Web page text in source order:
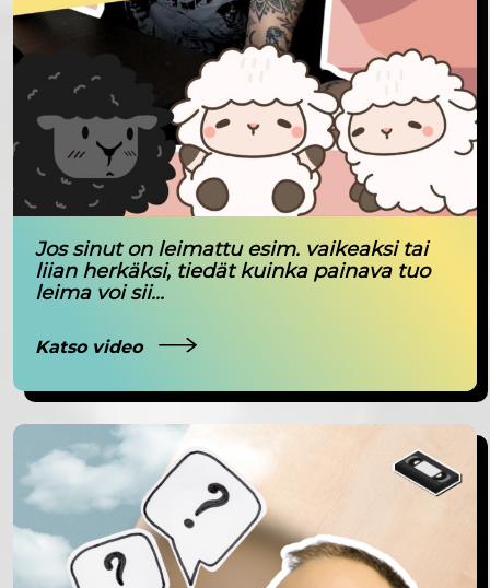
Jos sinut on leimattu esim. vaikeaksi tai
liian herkäksi, tiedät kuinka painava tuo
leima voi sii...
Katso video